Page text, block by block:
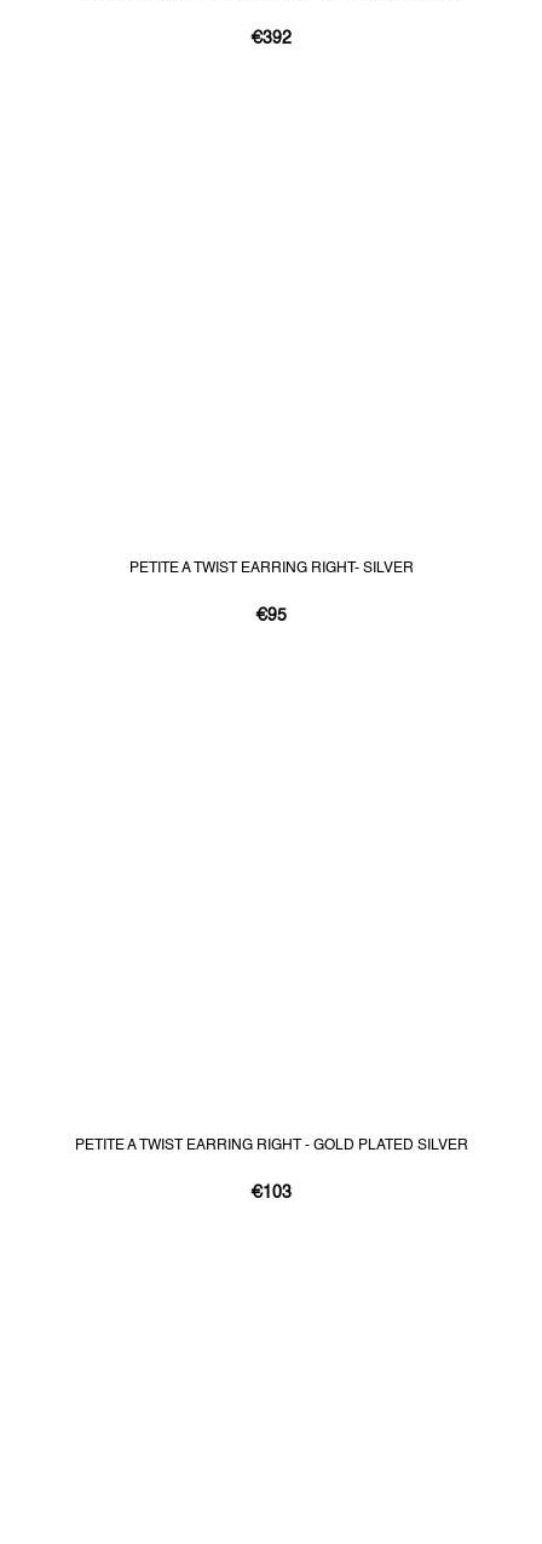
€392
PETITE A TWIST EARRING RIGHT- SILVER
€95
PETITE A TWIST EARRING RIGHT - GOLD PLATED SILVER
€103